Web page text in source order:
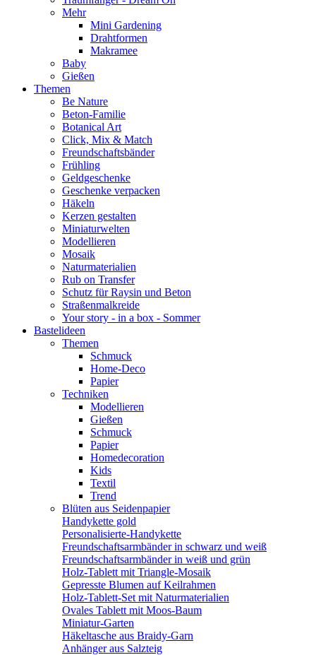
Mehr
Mini Gardening
Drahtformen
Makramee
Baby
Gießen
Themen
Be Nature
Beton-Familie
Botanical Art
Click, Mix & Match
Freundschaftsbänder
Frühling
Geldgeschenke
Geschenke verpacken
Häkeln
Kerzen gestalten
Miniaturwelten
Modellieren
Mosaik
Naturmaterialien
Rub on Transfer
Schutz für Raysin und Beton
Straßenmalkreide
Your story - in a box - Sommer
Bastelideen
Themen
Schmuck
Home-Deco
Papier
Techniken
Modellieren
Gießen
Schmuck
Papier
Homedecoration
Kids
Textil
Trend
Blüten aus Seidenpapier
Handykette gold
Personalisierte-Handykette
Freundschaftsarmbänder in schwarz und weiß
Freundschaftsarmbänder in weiß und grün
Holz-Tablett mit Triangle-Mosaik
Gepresste Blumen auf Keilrahmen
Holz-Tablett-Set mit Naturmaterialien
Ovales Tablett mit Moos-Baum
Miniatur-Garten
Häkeltasche aus Braidy-Garn
Anhänger aus Salzteig